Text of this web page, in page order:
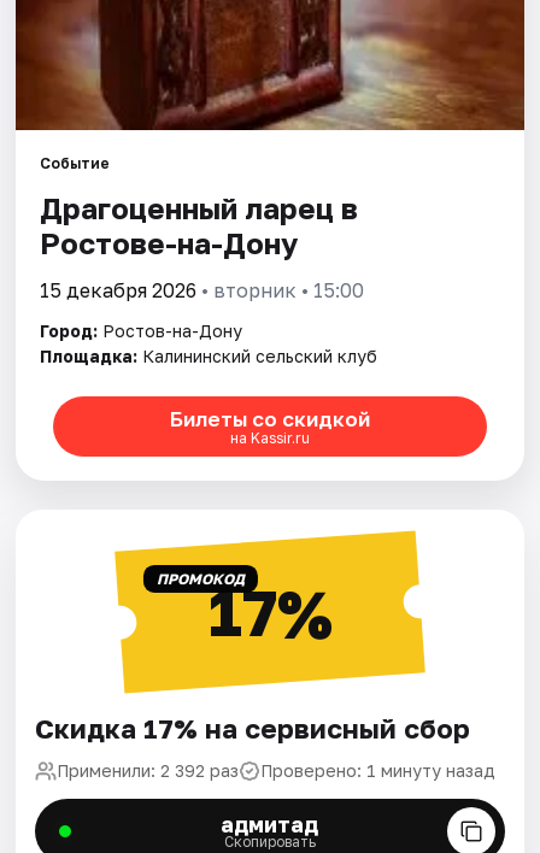
Событие
Драгоценный ларец в
Ростове-на-Дону
15 декабря 2026 • вторник • 15:00
Город: Ростов-на-Дону
Площадка: Калининский сельский клуб
Билеты со скидкой
на Kassir.ru
ПРОМОКОД17%
Скидка 17% на сервисный сбор
Применили: 2 392 раз Проверено: 1 минуту назад
адмитад
Скопировать